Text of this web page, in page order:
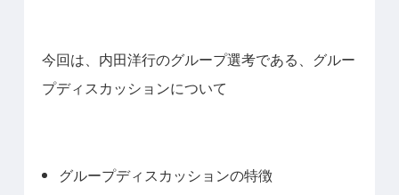
今回は、内田洋行のグループ選考である、グルー
プディスカッションについて
グループディスカッションの特徴